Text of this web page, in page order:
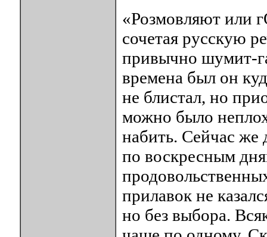
«Розмовляют или
сочетая русскую
привычно шумит-
времена был он
не блистал, но
можно было
набить. Сейчас же
по воскресным
прилавок не
но без выбора.